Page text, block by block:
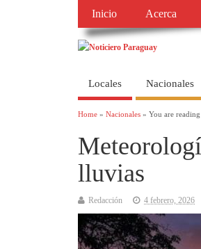
Inicio Acerca
Locales Nacionales
Home » Nacionales » You are reading
lluvias
Redacción 4 febrero, 2026